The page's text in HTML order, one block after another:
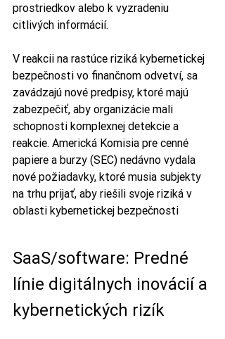
prostriedkov alebo k vyzradeniu
citlivých informácií.
V reakcii na rastúce riziká kybernetickej
bezpečnosti vo finančnom odvetví, sa
zavádzajú nové predpisy, ktoré majú
zabezpečiť, aby organizácie mali
schopnosti komplexnej detekcie a
reakcie. Americká Komisia pre cenné
papiere a burzy (SEC) nedávno vydala
nové požiadavky, ktoré musia subjekty
na trhu prijať, aby riešili svoje riziká v
oblasti kybernetickej bezpečnosti
SaaS/software: Predné
línie digitálnych inovácií a
kybernetických rizík